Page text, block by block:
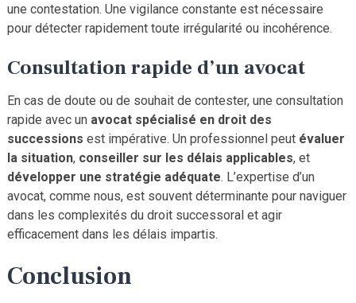
une contestation. Une vigilance constante est nécessaire
pour détecter rapidement toute irrégularité ou incohérence.
Consultation rapide d’un avocat
En cas de doute ou de souhait de contester, une consultation
rapide avec un avocat spécialisé en droit des
successions est impérative. Un professionnel peut évaluer
la situation, conseiller sur les délais applicables, et
développer une stratégie adéquate. L’expertise d’un
avocat, comme nous, est souvent déterminante pour naviguer
dans les complexités du droit successoral et agir
efficacement dans les délais impartis.
Conclusion